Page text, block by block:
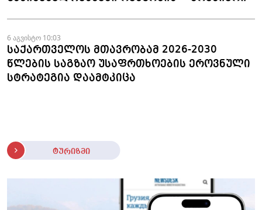
6 აგვისტო 10:03
საქართველოს მთავრობამ 2026-2030
წლების საგზაო უსაფრთხოების ეროვნული
სტრატეგია დაამტკიცა
ტურიზმი